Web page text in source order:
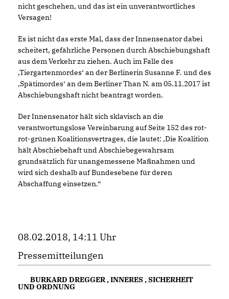
nicht geschehen, und das ist ein unverantwortliches
Versagen!
Es ist nicht das erste Mal, dass der Innensenator dabei
scheitert, gefährliche Personen durch Abschiebungshaft
aus dem Verkehr zu ziehen. Auch im Falle des
Tiergartenmordes‘ an der Berlinerin Susanne F. und des
Spätimordes‘ an dem Berliner Than N. am 05.11.2017 ist
Abschiebungshaft nicht beantragt worden.
Der Innensenator hält sich sklavisch an die
verantwortungslose Vereinbarung auf Seite 152 des rot-
rot-grünen Koalitionsvertrages, die lautet: ‚Die Koalition
hält Abschiebehaft und Abschiebegewahrsam
grundsätzlich für unangemessene Maßnahmen und
wird sich deshalb auf Bundesebene für deren
Abschaffung einsetzen.“
08.02.2018, 14:11 Uhr
Pressemitteilungen
BURKARD DREGGER,INNERES ,SICHERHEIT
UND ORDNUNG